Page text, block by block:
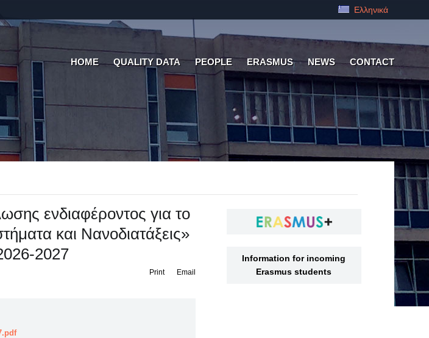
Ελληνικά
HOME QUALITY DATA PEOPLE ERASMUS NEWS CONTACT
ενδιαφέροντος για το
και Νανοδιατάξεις»
2027
Email
Print
Information for incoming
Erasmus students